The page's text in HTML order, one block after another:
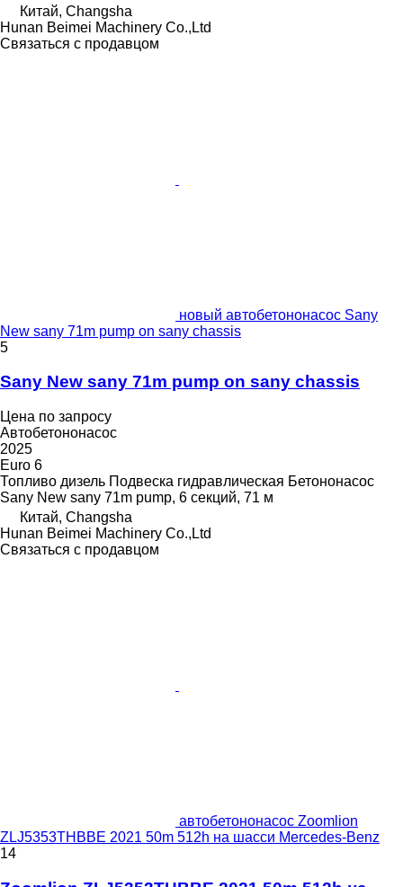
Китай, Changsha
Hunan Beimei Machinery Co.,Ltd
Связаться с продавцом
новый автобетононасос Sany
New sany 71m pump on sany chassis
5
Sany New sany 71m pump on sany chassis
Цена по запросу
Автобетононасос
2025
Euro 6
Топливо дизель Подвеска гидравлическая Бетононасос
Sany New sany 71m pump, 6 секций, 71 м
Китай, Changsha
Hunan Beimei Machinery Co.,Ltd
Связаться с продавцом
автобетононасос Zoomlion
ZLJ5353THBBE 2021 50m 512h на шасси Mercedes-Benz
14